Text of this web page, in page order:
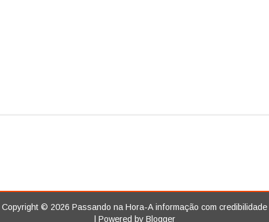
Copyright © 2026 Passando na Hora-A informação com credibilidade
| Powered by Blogger